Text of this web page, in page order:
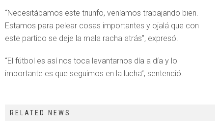
“Necesitábamos este triunfo, veníamos trabajando bien.
Estamos para pelear cosas importantes y ojalá que con
este partido se deje la mala racha atrás”, expresó.
“El fútbol es así nos toca levantarnos día a día y lo
importante es que seguimos en la lucha”, sentenció.
RELATED NEWS